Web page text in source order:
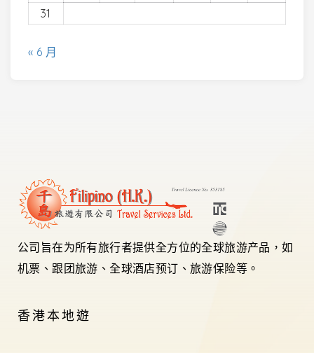
31
« 6 月
公司旨在为所有旅行者提供全方位的全球旅游产品，如
机票、跟团旅游、全球酒店预订、旅游保险等。
香港本地遊